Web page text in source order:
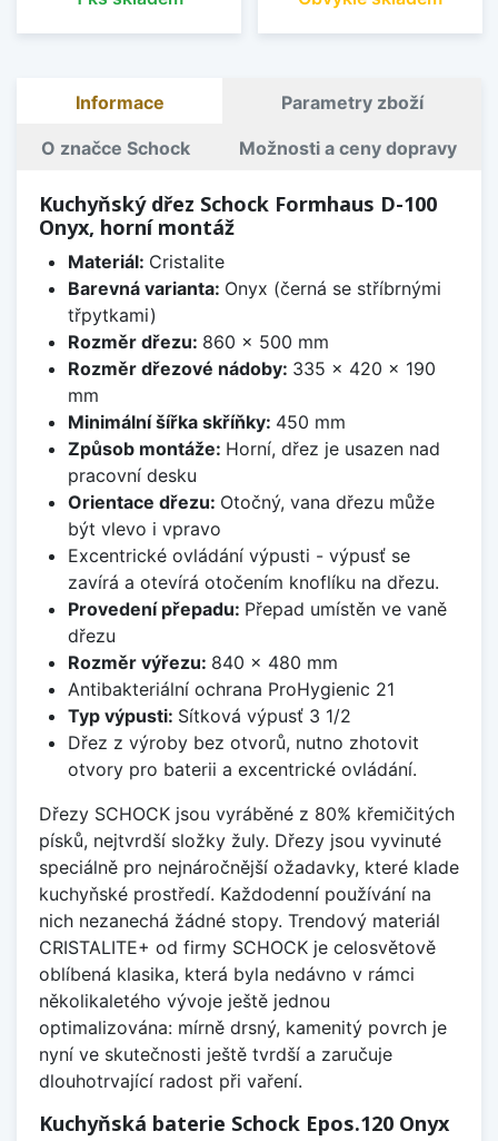
Informace Parametry zboží
O značce Schock Možnosti a ceny dopravy
Kuchyňský dřez Schock Formhaus D-100
Onyx, horní montáž
Materiál: Cristalite
Barevná varianta: Onyx (černá se stříbrnými
třpytkami)
Rozměr dřezu: 860 x 500 mm
Rozměr dřezové nádoby: 335 x 420 x 190
mm
Minimální šířka skříňky: 450 mm
Způsob montáže: Horní, dřez je usazen nad
pracovní desku
Orientace dřezu: Otočný, vana dřezu může
být vlevo i vpravo
Excentrické ovládání výpusti - výpusť se
zavírá a otevírá otočením knoflíku na dřezu.
Provedení přepadu: Přepad umístěn ve vaně
dřezu
Rozměr výřezu: 840 x 480 mm
Antibakteriální ochrana ProHygienic 21
Typ výpusti: Sítková výpusť 3 1/2
Dřez z výroby bez otvorů, nutno zhotovit
otvory pro baterii a excentrické ovládání.
Dřezy SCHOCK jsou vyráběné z 80% křemičitých
písků, nejtvrdší složky žuly. Dřezy jsou vyvinuté
speciálně pro nejnáročnější ožadavky, které klade
kuchyňské prostředí. Každodenní používání na
nich nezanechá žádné stopy. Trendový materiál
CRISTALITE+ od firmy SCHOCK je celosvětově
oblíbená klasika, která byla nedávno v rámci
několikaletého vývoje ještě jednou
optimalizována: mírně drsný, kamenitý povrch je
nyní ve skutečnosti ještě tvrdší a zaručuje
dlouhotrvající radost při vaření.
Kuchyňská baterie Schock Epos.120 Onyx